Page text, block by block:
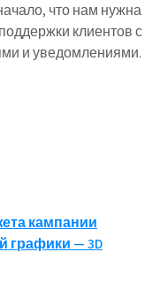
что нам нужна
клиентов с
и уведомлениями.
кампании
графики — 3D